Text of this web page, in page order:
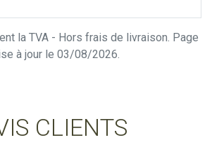
la TVA - Hors frais de livraison. Page
à jour le 03/08/2026.
CLIENTS